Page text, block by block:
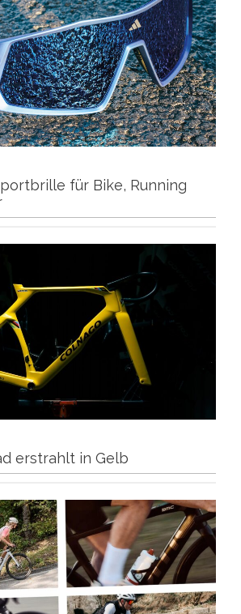
für Bike, Running
erstrahlt in Gelb